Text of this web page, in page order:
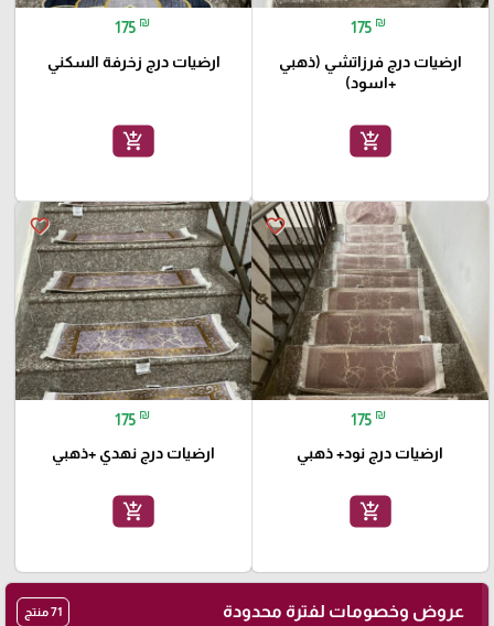
175 ₪
ارضيات درج فرزاتشي (ذهبي
+اسود)
add_shopping_cart
175 ₪
ارضيات درج زخرفة السكني
add_shopping_cart
favorite_border
175 ₪
ارضيات درج نود+ ذهبي
add_shopping_cart
favorite_border
175 ₪
ارضيات درج نهدي +ذهبي
add_shopping_cart
عروض وخصومات لفترة محدودة 71 منتج